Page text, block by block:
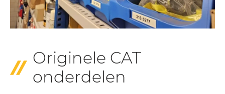
Originele CAT
onderdelen